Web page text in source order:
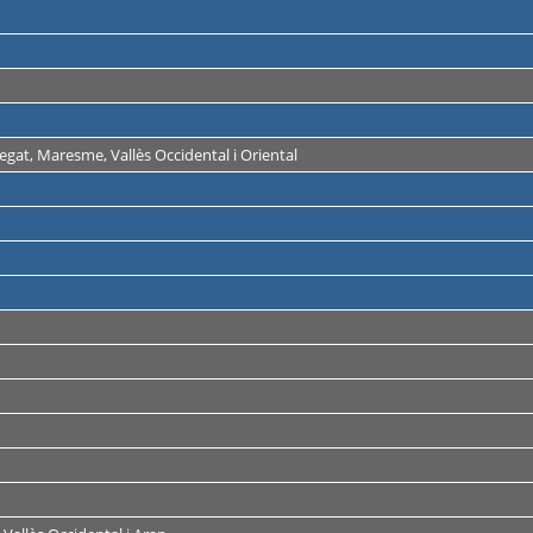
Maresme, Vallès Occidental i Oriental